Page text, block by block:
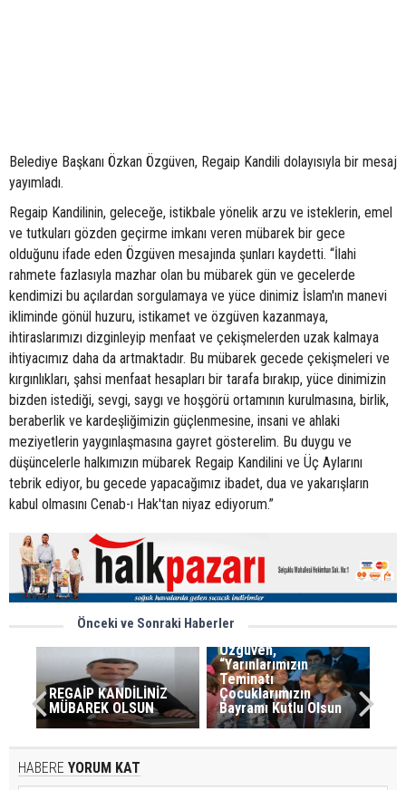
Belediye Başkanı Özkan Özgüven, Regaip Kandili dolayısıyla bir mesaj
yayımladı.
Regaip Kandilinin, geleceğe, istikbale yönelik arzu ve isteklerin, emel
ve tutkuları gözden geçirme imkanı veren mübarek bir gece
olduğunu ifade eden Özgüven mesajında şunları kaydetti. “İlahi
rahmete fazlasıyla mazhar olan bu mübarek gün ve gecelerde
kendimizi bu açılardan sorgulamaya ve yüce dinimiz İslam'ın manevi
ikliminde gönül huzuru, istikamet ve özgüven kazanmaya,
ihtiraslarımızı dizginleyip menfaat ve çekişmelerden uzak kalmaya
ihtiyacımız daha da artmaktadır. Bu mübarek gecede çekişmeleri ve
kırgınlıkları, şahsi menfaat hesapları bir tarafa bırakıp, yüce dinimizin
bizden istediği, sevgi, saygı ve hoşgörü ortamının kurulmasına, birlik,
beraberlik ve kardeşliğimizin güçlenmesine, insani ve ahlaki
meziyetlerin yaygınlaşmasına gayret gösterelim. Bu duygu ve
düşüncelerle halkımızın mübarek Regaip Kandilini ve Üç Aylarını
tebrik ediyor, bu gecede yapacağımız ibadet, dua ve yakarışların
kabul olmasını Cenab-ı Hak'tan niyaz ediyorum.”
Önceki ve Sonraki Haberler
REGAİP KANDİLİNİZ
MÜBAREK OLSUN
Özgüven,
“Yarınlarımızın
Teminatı
Çocuklarımızın
Bayramı Kutlu Olsun
HABERE YORUM KAT